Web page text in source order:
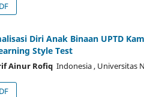
Diri Anak Binaan UPTD
Style Test
Ainur Rofiq Indonesia, Universitas